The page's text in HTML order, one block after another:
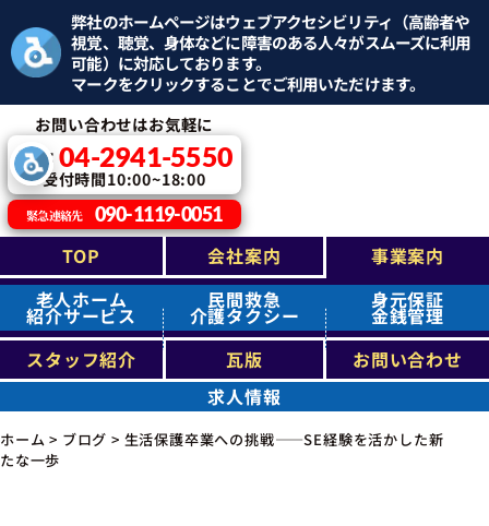
弊社のホームページはウェブアクセシビリティ（高齢者や
視覚、聴覚、身体などに障害のある人々がスムーズに利用
可能）に対応しております。
マークをクリックすることでご利用いただけます。
お問い合わせはお気軽に
TEL：04-2941-5550
受付時間10:00~18:00
緊急連絡先 090-1119-0051
TOP 会社案内
事業案内
老人ホーム
紹介サービス
民間救急
介護タクシー
身元保証
金銭管理
スタッフ紹介
瓦版
お問い合わせ
求人情報
ホーム > ブログ > 生活保護卒業への挑戦――SE経験を活かした新
たな一歩